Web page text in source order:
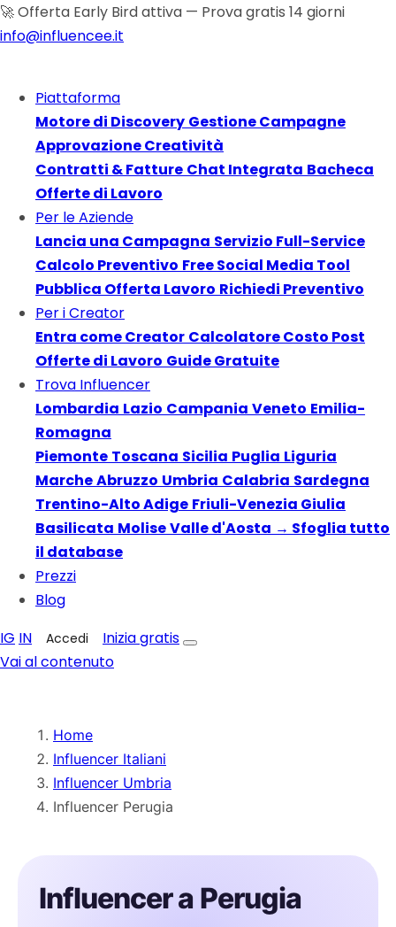
🚀 Offerta Early Bird attiva — Prova gratis 14 giorni
info@influencee.it
Piattaforma
Motore di Discovery Gestione Campagne
Approvazione Creatività
Contratti & Fatture Chat Integrata Bacheca
Offerte di Lavoro
Per le Aziende
Lancia una Campagna Servizio Full-Service
Calcolo Preventivo Free Social Media Tool
Pubblica Offerta Lavoro Richiedi Preventivo
Per i Creator
Entra come Creator Calcolatore Costo Post
Offerte di Lavoro Guide Gratuite
Trova Influencer
Lombardia Lazio Campania Veneto Emilia-
Romagna
Piemonte Toscana Sicilia Puglia Liguria
MarcheAbruzzo Umbria Calabria Sardegna
Trentino-Alto Adige Friuli-Venezia Giulia
Basilicata MoliseValle d'Aosta → Sfoglia tutto
il database
Prezzi
Blog
IG IN Accedi
Inizia gratis
Vai al contenuto
Home
Influencer Italiani
Influencer Umbria
Influencer Perugia
Influencer a Perugia